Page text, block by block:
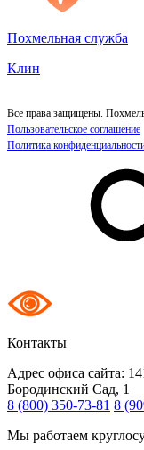
Похмельная служба
Клин
Все права защищены.
Пользовательское соглашение
Политика
Контакты
Адрес офиса сайта:
Бородинский Сад, 1
8 (800) 350-73-81 8
Мы работаем